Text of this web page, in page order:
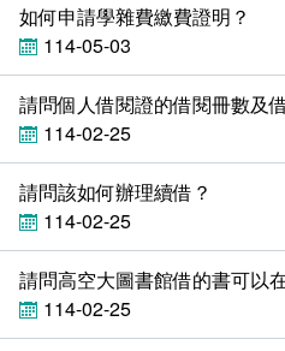
報名系統
線上報名查詢
研發處
秘書處出納組
秘書處文書組
電算中心
文化藝術學系
健康管理與促進學系
網路選課
校園行事曆
消耗品申請
教室‧會議室預約系統
線上報修最新消息
法令規章
政府公開資訊
常見問答
各單位意見信箱
影音資訊
如何申請學雜費繳費證明？
114-05-03
請問個人借閱證的借閱冊數及
114-02-25
請問該如何辦理續借？
114-02-25
請問高空大圖書館借的書可以
114-02-25